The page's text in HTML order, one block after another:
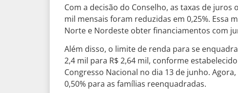
Com a decisão do Conselho, as taxas de
mil mensais foram reduzidas em 0,25%. Essa
Norte e Nordeste obter financiamentos com
Além disso, o limite de renda para se
2,4 mil para R$ 2,64 mil, conforme
Congresso Nacional no dia 13 de junho.
0,50% para as famílias reenquadradas.